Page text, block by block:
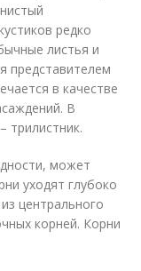
редко
листья и
представителем
в качестве
В
трилистник.
может
уходят глубоко
центрального
корней. Корни